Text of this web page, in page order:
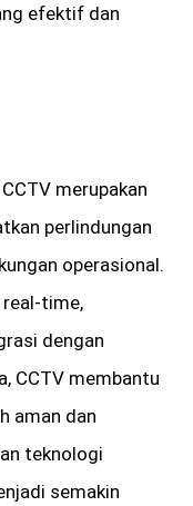
efektif dan
merupakan
perlindungan
operasional.
real-time,
dengan
CCTV membantu
aman dan
teknologi
semakin